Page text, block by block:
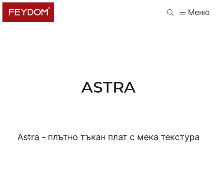
Меню
ASTRA
Astra - плътно тъкан плат с мека текстура